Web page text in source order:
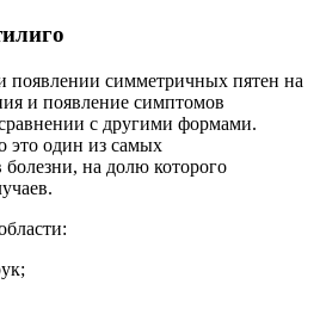
появлении симметричных пятен на
и появление симптомов
с другими формами.
это один из самых
на долю которого